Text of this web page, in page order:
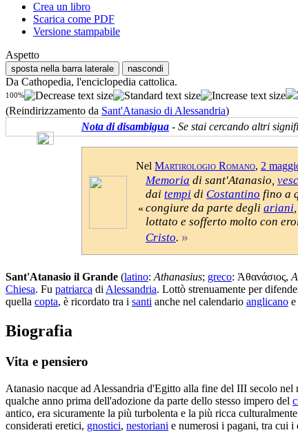
Crea un libro
Scarica come PDF
Versione stampabile
Aspetto
sposta nella barra laterale nascondi
Da Cathopedia, l'enciclopedia cattolica.
100%
(Reindirizzamento da Sant'Atanasio di Alessandria)
Nota di disambigua - Se stai cercando altri
Nel Martirologio Romano, 2
«
Memoria di sant'Atanasio,
dai tempi di Costantino fino a
congiure da parte degli ariani
lottato e sofferto molto con
Cristo. »
Sant'Atanasio il Grande (latino:Athanasius; greco: Ἀθανάσιος,
Chiesa. Fu patriarca diAlessandria. Lottò strenuamente per
quella copta, è ricordato tra i santi anche nel calendario anglicano
Biografia
Vita e pensiero
Atanasio nacque ad Alessandria d'Egitto alla fine del III secolo
qualche anno prima dell'adozione da parte dello stesso impero del
antico, era sicuramente la più turbolenta e la più ricca
considerati eretici, gnostici, nestoriani e numerosi i pagani, tra cui i